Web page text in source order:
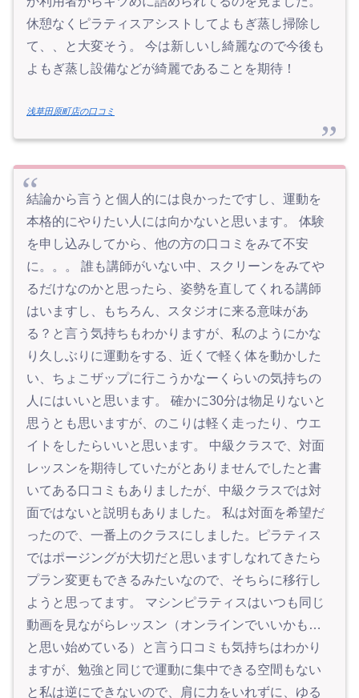
休憩なくピラティスアシストしてよもぎ蒸し掃除し
て、、と大変そう。 今は新しいし綺麗なので今後も
よもぎ蒸し設備などが綺麗であることを期待！
浅草田原町店の口コミ
結論から言うと個人的には良かったですし、運動を
本格的にやりたい人には向かないと思います。 体験
を申し込みしてから、他の方の口コミをみて不安
に。。。 誰も講師がいない中、スクリーンをみてや
るだけなのかと思ったら、姿勢を直してくれる講師
はいますし、もちろん、スタジオに来る意味があ
る？と言う気持ちもわかりますが、私のようにかな
り久しぶりに運動をする、近くで軽く体を動かした
い、ちょこザップに行こうかなーくらいの気持ちの
人にはいいと思います。 確かに30分は物足りないと
思うとも思いますが、のこりは軽く走ったり、ウエ
イトをしたらいいと思います。 中級クラスで、対面
レッスンを期待していたがとありませんでしたと書
いてある口コミもありましたが、中級クラスでは対
面ではないと説明もありました。 私は対面を希望だ
ったので、一番上のクラスにしました。ピラティス
ではポージングが大切だと思いますしなれてきたら
プラン変更もできるみたいなので、そちらに移行し
ようと思ってます。 マシンピラティスはいつも同じ
動画を見ながらレッスン（オンラインでいいかも…
と思い始めている）と言う口コミも気持ちはわかり
ますが、勉強と同じで運動に集中できる空間もない
と私は逆にできないので、肩に力をいれずに、ゆる